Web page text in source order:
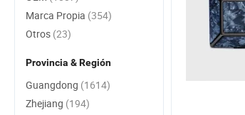
Marca Propia (354)
Otros (23)
Provincia & Región
Guangdong (1614)
Zhejiang (194)